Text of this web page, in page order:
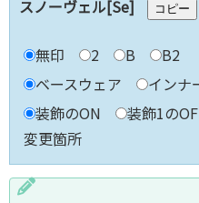
スノーヴェル[Se] コピー
無印 2 B
B2
ベースウェア
インナ
装飾のON
装飾1の
変更箇所